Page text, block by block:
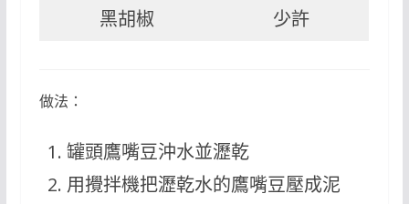
黑胡椒
少許
做法：
罐頭鷹嘴豆沖水並瀝乾
用攪拌機把瀝乾水的鷹嘴豆壓成泥